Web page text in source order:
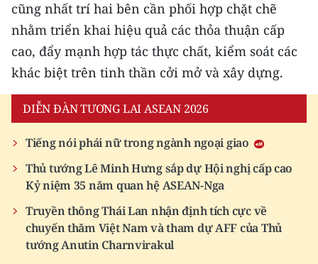
cũng nhất trí hai bên cần phối hợp chặt chẽ
nhằm triển khai hiệu quả các thỏa thuận cấp
cao, đẩy mạnh hợp tác thực chất, kiểm soát các
khác biệt trên tinh thần cởi mở và xây dựng.
DIỄN ĐÀN TƯƠNG LAI ASEAN 2026
Tiếng nói phái nữ trong ngành ngoại giao
Thủ tướng Lê Minh Hưng sắp dự Hội nghị cấp cao
Kỷ niệm 35 năm quan hệ ASEAN-Nga
Truyền thông Thái Lan nhận định tích cực về
chuyến thăm Việt Nam và tham dự AFF của Thủ
tướng Anutin Charnvirakul